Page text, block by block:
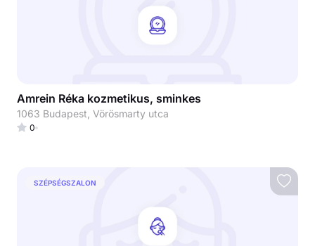
Amrein Réka kozmetikus, sminkes
1063 Budapest, Vörösmarty utca
0
SZÉPSÉGSZALON